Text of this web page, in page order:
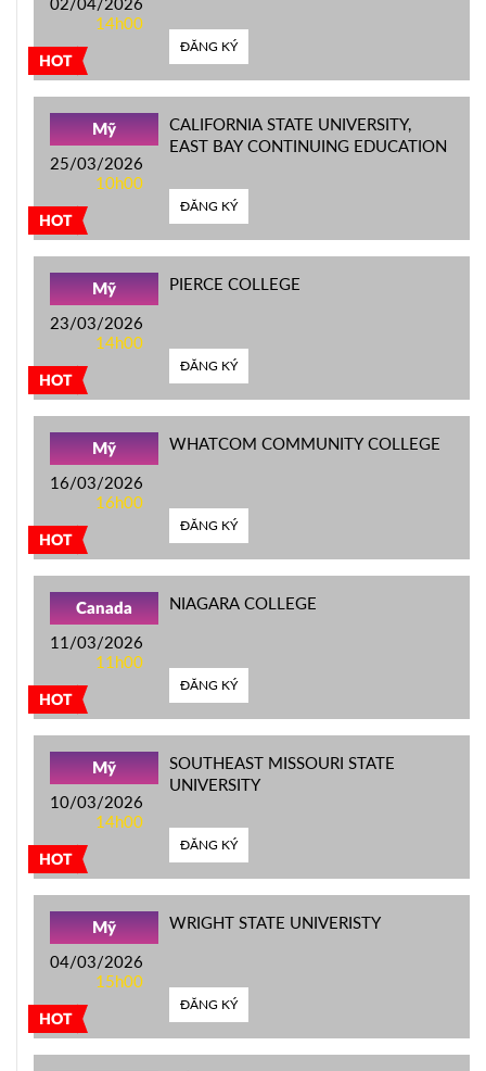
HOT
14h00
ĐĂNG KÝ
HOT
Mỹ
25/03/2026
10h00
CALIFORNIA STATE UNIVERSITY,
EAST BAY CONTINUING EDUCATION
ĐĂNG KÝ
HOT
Mỹ
23/03/2026
14h00
PIERCE COLLEGE
ĐĂNG KÝ
HOT
Mỹ
16/03/2026
16h00
WHATCOM COMMUNITY COLLEGE
ĐĂNG KÝ
HOT
Canada
11/03/2026
11h00
NIAGARA COLLEGE
ĐĂNG KÝ
HOT
Mỹ
10/03/2026
14h00
SOUTHEAST MISSOURI STATE
UNIVERSITY
ĐĂNG KÝ
HOT
Mỹ
04/03/2026
15h00
WRIGHT STATE UNIVERISTY
ĐĂNG KÝ